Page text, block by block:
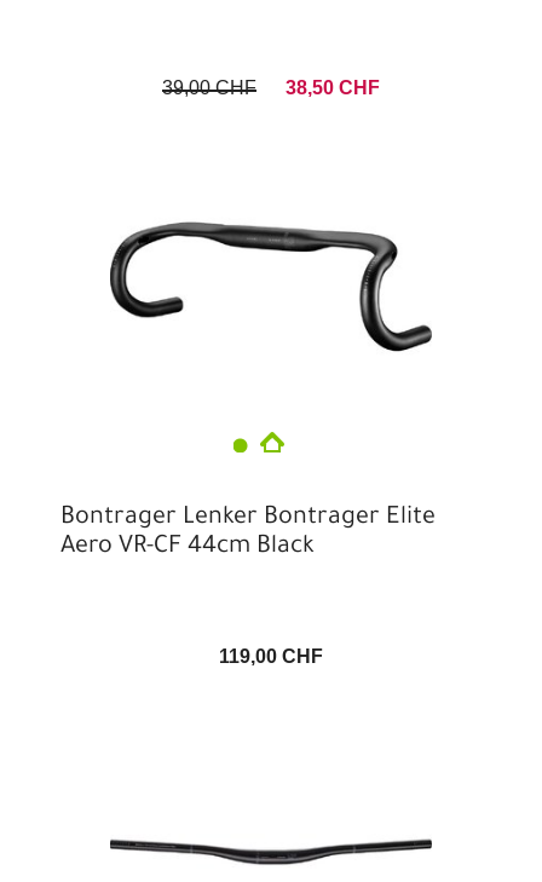
39,00 CHF 38,50 CHF
Bontrager Lenker Bontrager Elite
Aero VR-CF 44cm Black
119,00 CHF